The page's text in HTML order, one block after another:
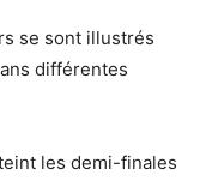
se sont illustrés
différentes
les demi-finales